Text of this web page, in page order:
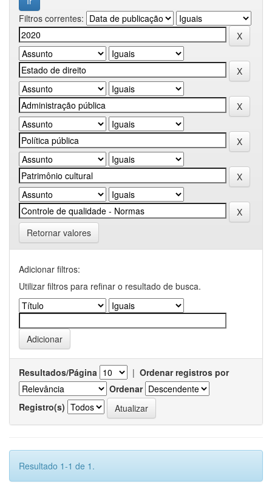
Filtros correntes:
Retornar valores
Adicionar filtros:
Utilizar filtros para refinar o resultado de busca.
Resultados/Página | Ordenar registros por
Ordenar
Registro(s)
Resultado 1-1 de 1.